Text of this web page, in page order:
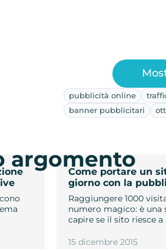
pubblicità online
banner pubblicitari
Come portare un
giorno con la
Raggiungere 1000
numero magico: è una
capire se il sito riesce a
15 dicembre 2015
argomento